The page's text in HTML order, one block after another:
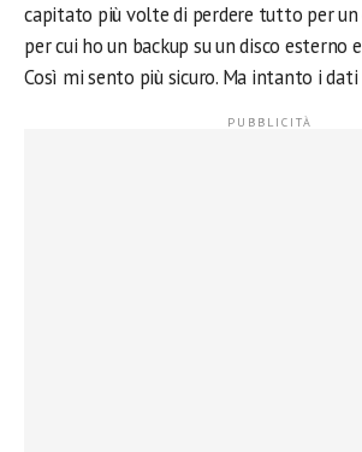
capitato più volte di perdere tutto per
per cui ho un backup su un disco esterno
Così mi sento più sicuro. Ma intanto i